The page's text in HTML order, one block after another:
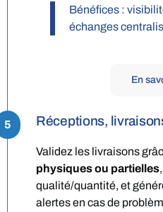
Bénéfices :
échanges
En
Réceptions,
5
Validez les livraisons
physiques ou partielles
qualité/quantité, et
alertes en cas de